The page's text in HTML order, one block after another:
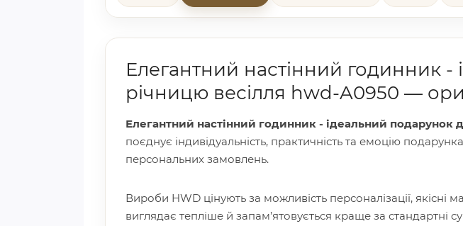
Елегантний настінний годинник
річницю весілля hwd-A0950 —
Елегантний настінний годинник - ідеальний
поєднує індивідуальність, практичність та емоцію
персональних замовлень.
Вироби HWD цінують за можливість персоналізації,
виглядає тепліше й запам’ятовується краще за стандартні